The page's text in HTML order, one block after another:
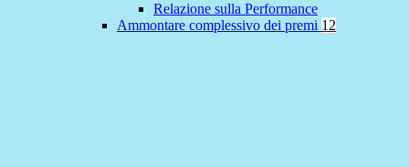
Relazione sulla Performance
Ammontare complessivo dei premi 12